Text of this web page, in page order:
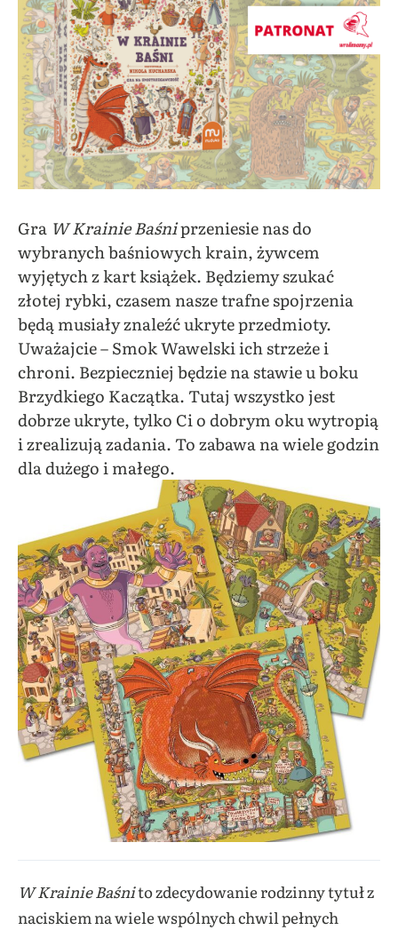
Gra W Krainie Baśniprzeniesie nas do
wybranych baśniowych krain, żywcem
wyjętych z kart książek. Będziemy szukać
złotej rybki, czasem nasze trafne spojrzenia
będą musiały znaleźć ukryte przedmioty.
Uważajcie – Smok Wawelski ich strzeże i
chroni. Bezpieczniej będzie na stawie u boku
Brzydkiego Kaczątka. Tutaj wszystko jest
dobrze ukryte, tylko Ci o dobrym oku wytropią
i zrealizują zadania. To zabawa na wiele godzin
dla dużego i małego.
W Krainie Baśnito zdecydowanie rodzinny tytuł z
naciskiem na wiele wspólnych chwil pełnych